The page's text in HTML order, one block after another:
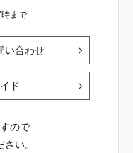
まで
い合わせ
ド
ので
い。